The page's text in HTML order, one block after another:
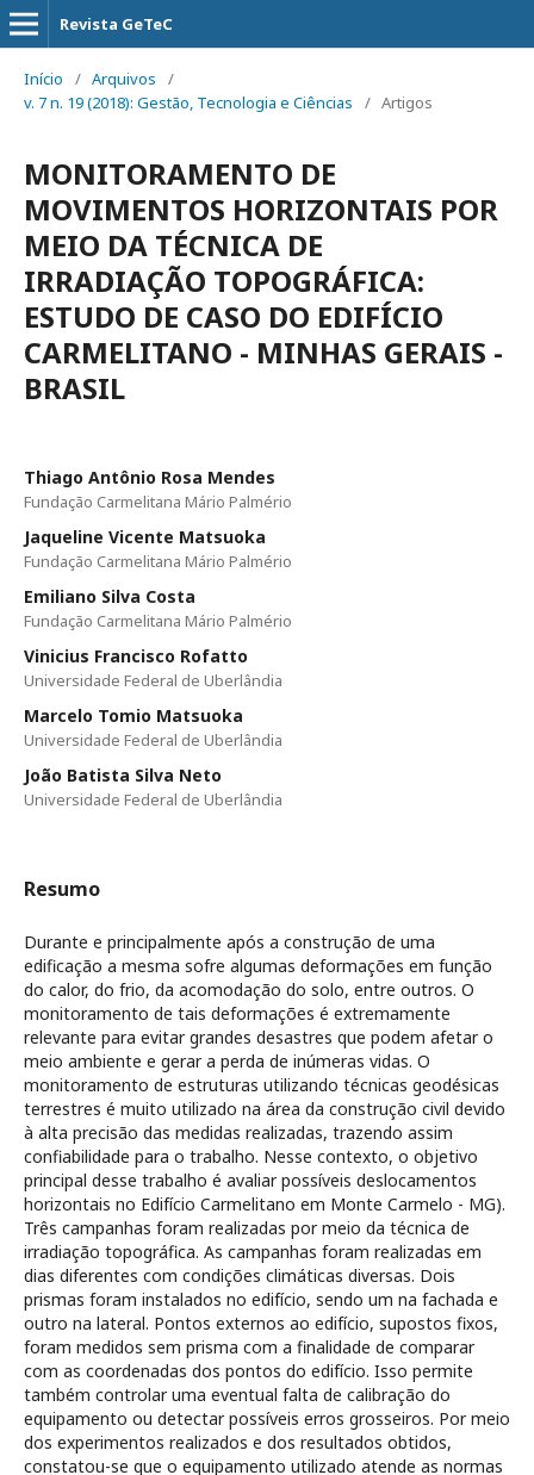
Revista GeTeC
Início / Arquivos
/
v. 7 n. 19 (2018): Gestão, Tecnologia e Ciências
/ Artigos
MONITORAMENTO DE
MOVIMENTOS HORIZONTAIS POR
MEIO DA TÉCNICA DE
IRRADIAÇÃO TOPOGRÁFICA:
ESTUDO DE CASO DO EDIFÍCIO
CARMELITANO - MINHAS GERAIS -
BRASIL
Thiago Antônio Rosa Mendes
Fundação Carmelitana Mário Palmério
Jaqueline Vicente Matsuoka
Fundação Carmelitana Mário Palmério
Emiliano Silva Costa
Fundação Carmelitana Mário Palmério
Vinicius Francisco Rofatto
Universidade Federal de Uberlândia
Marcelo Tomio Matsuoka
Universidade Federal de Uberlândia
João Batista Silva Neto
Universidade Federal de Uberlândia
Resumo
Durante e principalmente após a construção de uma
edificação a mesma sofre algumas deformações em função
do calor, do frio, da acomodação do solo, entre outros. O
monitoramento de tais deformações é extremamente
relevante para evitar grandes desastres que podem afetar o
meio ambiente e gerar a perda de inúmeras vidas. O
monitoramento de estruturas utilizando técnicas geodésicas
terrestres é muito utilizado na área da construção civil devido
à alta precisão das medidas realizadas, trazendo assim
confiabilidade para o trabalho. Nesse contexto, o objetivo
principal desse trabalho é avaliar possíveis deslocamentos
horizontais no Edifício Carmelitano em Monte Carmelo - MG).
Três campanhas foram realizadas por meio da técnica de
irradiação topográfica. As campanhas foram realizadas em
dias diferentes com condições climáticas diversas. Dois
prismas foram instalados no edifício, sendo um na fachada e
outro na lateral. Pontos externos ao edifício, supostos fixos,
foram medidos sem prisma com a finalidade de comparar
com as coordenadas dos pontos do edifício. Isso permite
também controlar uma eventual falta de calibração do
equipamento ou detectar possíveis erros grosseiros. Por meio
dos experimentos realizados e dos resultados obtidos,
constatou-se que o equipamento utilizado atende as normas